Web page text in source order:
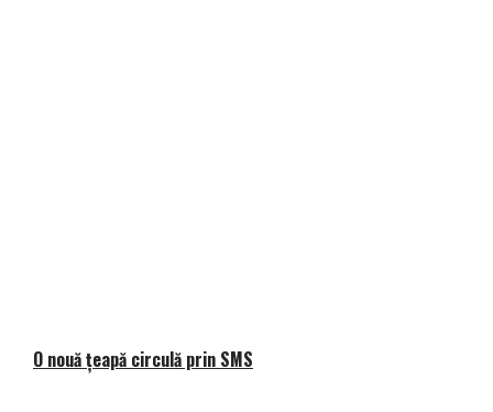
O nouă țeapă circulă prin SMS